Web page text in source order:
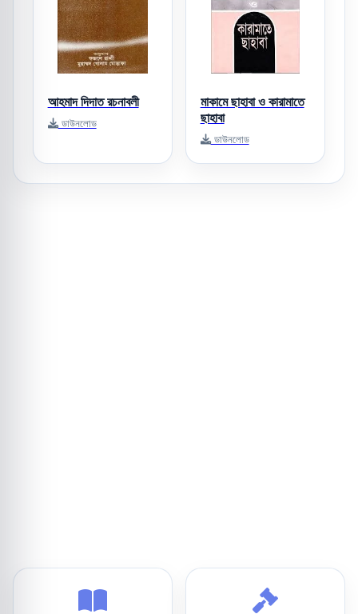
আহমাদ দিদাত রচনাবলী
ডাউনলোড
মাকামে ছাহাবা ও কারামাতে
ছাহাবা
ডাউনলোড